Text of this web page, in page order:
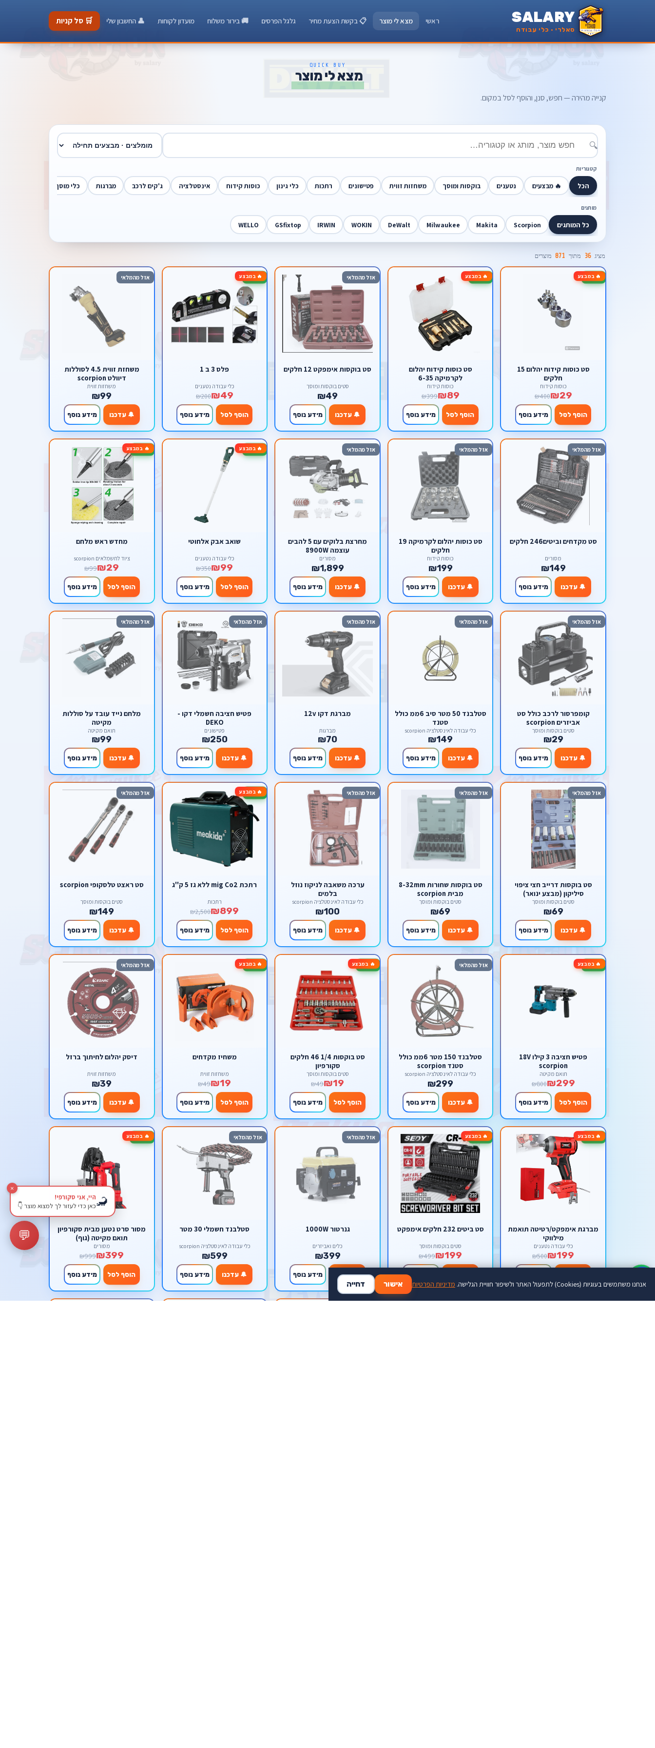
SALARY
סאלרי · כלי עבודה
ראשי מצא לי מוצר 📋 בקשת הצעת מחיר גלגל הפרסים 🚚 בירור משלוח מועדון לקוחות 👤 החשבון שלי 🛒 סל קניות
QUICK BUY
מצא לי מוצר
קנייה מהירה — חפש, סנן, והוסף לסל במקום.
🔍
קטגוריות
הכל 🔥 מבצעים נטענים בוקסות ומוסך משחזות זווית פטישונים רתכות כלי גינון כוסות קידוח אינסטלציה ג'קים לרכב מברגות כלי מוסך
מותגים
כל המותגים Scorpion
Makita
Milwaukee
DeWalt
WOKIN
IRWIN
GSfixtop
WELLO
מציג 36 מתוך 871 מוצרים
🔥 במבצע-93%
סט כוסות קידוח יהלום 15
חלקים
כוסות קידוח
₪29
₪400
הוסף לסל מידע נוסף
🔥 במבצע-78%
סט כוסות קידוח יהלום
לקרמיקה 6-35
כוסות קידוח
₪89
₪399
הוסף לסל מידע נוסף
אזל מהמלאי
סט בוקסות אימפקט 12 חלקים
סטים בוקסות ומוסך
₪49
🔔 עדכנו מידע נוסף
🔥 במבצע-76%
פלס 3 ב 1
כלי עבודה נטענים
₪49
₪200
הוסף לסל מידע נוסף
אזל מהמלאי
משחזת זווית 4.5 לסוללות
דיוולט scorpion
משחזות זווית
₪99
🔔 עדכנו מידע נוסף
אזל מהמלאי
סט מקדחים וביטים246 חלקים
מסורים
₪149
🔔 עדכנו מידע נוסף
אזל מהמלאי
סט כוסות יהלום לקרמיקה 19
חלקים
כוסות קידוח
₪199
🔔 עדכנו מידע נוסף
אזל מהמלאי
מחרצת בלוקים עם 5 להבים
עוצמה 8900W
מסורים
₪1,899
🔔 עדכנו מידע נוסף
🔥 במבצע-72%
שואב אבק אלחוטי
כלי עבודה נטענים
₪99
₪350
הוסף לסל מידע נוסף
🔥 במבצע-71%
מחדש ראש מלחם
ציוד לחשמלאים scorpion
₪29
₪99
הוסף לסל מידע נוסף
אזל מהמלאי
קומפרסור לרכב כולל סט
אביזרים scorpion
סטים בוקסות ומוסך
₪29
🔔 עדכנו מידע נוסף
אזל מהמלאי
סטלבנד 50 מטר סיב 6ממ כולל
סטנד
כלי עבודה לאינסטלציה scorpion
₪149
🔔 עדכנו מידע נוסף
אזל מהמלאי
מברגת דקו 12v
מברגות
₪70
🔔 עדכנו מידע נוסף
אזל מהמלאי
פטיש חציבה חשמלי דקו -
DEKO
פטישונים
₪250
🔔 עדכנו מידע נוסף
אזל מהמלאי
מלחם נייד עובד על סוללות
מקיטה
תואם מקיטה
₪99
🔔 עדכנו מידע נוסף
אזל מהמלאי
סט בוקסות דרייב חצי ציפוי
סיליקון (מבצע ינואר)
סטים בוקסות ומוסך
₪69
🔔 עדכנו מידע נוסף
אזל מהמלאי
סט בוקסות שחורות 8-32mm
מבית scorpion
סטים בוקסות ומוסך
₪69
🔔 עדכנו מידע נוסף
אזל מהמלאי
ערכה משאבה לניקוז נוזל
בלמים
כלי עבודה לאינסטלציה scorpion
₪100
🔔 עדכנו מידע נוסף
🔥 במבצע-64%
רתכת mig Co2 ללא גז 5 ק''ג
רתכות
₪899
₪2,500
הוסף לסל מידע נוסף
אזל מהמלאי
סט ראצט טלסקופי scorpion
סטים בוקסות ומוסך
₪149
🔔 עדכנו מידע נוסף
🔥 במבצע-63%
פטיש חציבה 3 קילו 18V
scorpion
תואם מקיטה
₪299
₪800
הוסף לסל מידע נוסף
אזל מהמלאי
סטלבנד 150 מטר 6ממ כולל
סטנד scorpion
כלי עבודה לאינסטלציה scorpion
₪299
🔔 עדכנו מידע נוסף
🔥 במבצע-61%
סט בוקסות 1/4 46 חלקים
סקורפיון
סטים בוקסות ומוסך
₪19
₪49
הוסף לסל מידע נוסף
🔥 במבצע-61%
משחיז מקדחים
משחזות זווית
₪19
₪49
הוסף לסל מידע נוסף
אזל מהמלאי
דיסק יהלום לחיתוך ברזל
משחזות זווית
₪39
🔔 עדכנו מידע נוסף
🔥 במבצע-60%
מברגת אימפקט/רטיטה תואמת
מילווקי
כלי עבודה נטענים
₪199
₪500
🔥 במבצע-60%
סט ביטים 232 חלקים אימפקט
סטים בוקסות ומוסך
₪199
₪499
מידע נוסף
אזל מהמלאי
גנרטור 1000W
כלים ואביזרים
₪399
🔔 עדכנו מידע נוסף
אזל מהמלאי
סטלבנד חשמלי 30 מטר
כלי עבודה לאינסטלציה scorpion
₪599
🔔 עדכנו מידע נוסף
🔥 במבצע-60%
מסור סרט נטען מבית סקורפיון
תואם מקיטה (גוף)
מסורים
₪399
₪999
הוסף לסל מידע נוסף
💬
אנחנו משתמשים בעוגיות (Cookies) לתפעול האתר ולשיפור חוויית הגלישה. מדיניות הפרטיות אישור דחייה
×
🦂היי, אני סקורפי!
כאן כדי לעזור לך למצוא מוצר 👇